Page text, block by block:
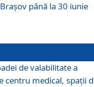
până la 30 iunie
de valabilitate a
centru medical, spații